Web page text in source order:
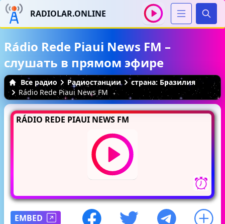
RADIOLAR.ONLINE
Rádio Rede Piaui News FM –
слушать в прямом эфире
Все радио Радиостанции
страна: Бразилия
Rádio Rede Piaui News FM
RÁDIO REDE PIAUI NEWS FM
EMBED